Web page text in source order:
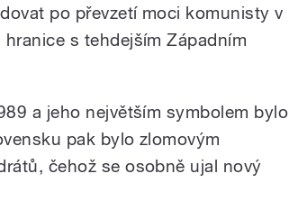
po převzetí moci komunisty v
s tehdejším Západním
a jeho největším symbolem bylo
pak bylo zlomovým
čehož se osobně ujal nový